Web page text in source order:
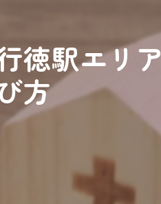
未
徳駅エリ
方